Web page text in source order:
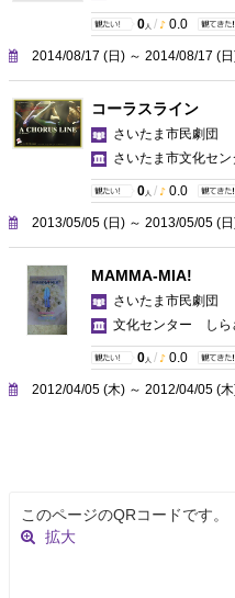
0 人 / 0.0
2014/08/17 (日) ～ 2014/08/17 (
コーラスライン
さいたま市民劇団
さいたま市文化セン
0 人 / 0.0
2013/05/05 (日) ～ 2013/05/05 (
MAMMA-MIA!
さいたま市民劇団
文化センター しら
0 人 / 0.0
2012/04/05 (木) ～ 2012/04/05 (
このページのQRコードです。
拡大